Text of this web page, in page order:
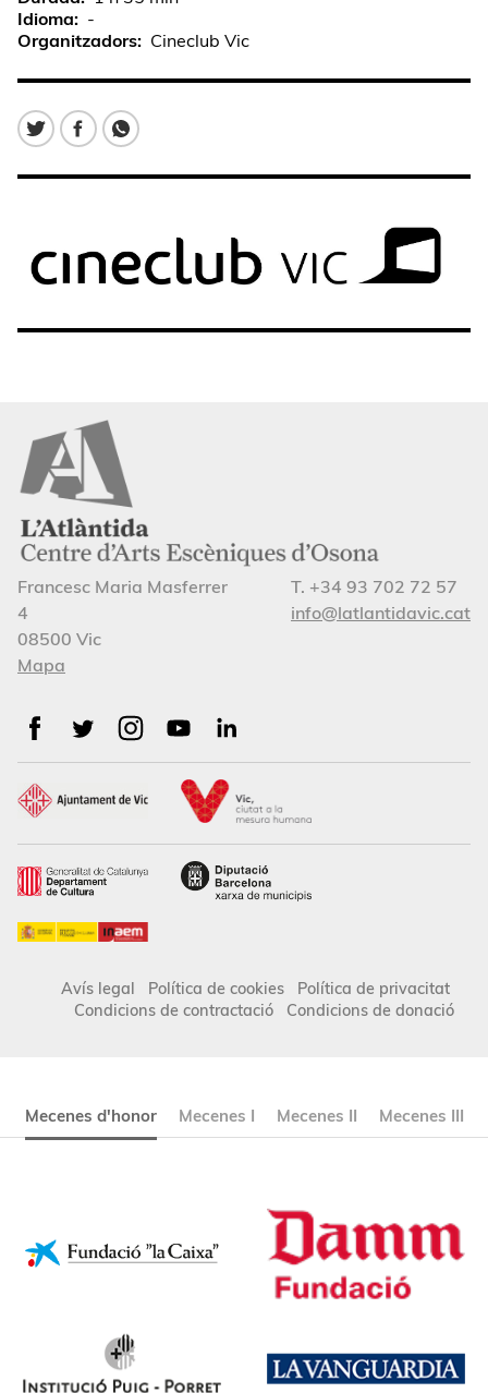
Idioma
-
Organitzadors
Cineclub Vic
Francesc Maria Masferrer
4
08500 Vic
Mapa
T. +34 93 702 72 57
info@latlantidavic.cat
Avís legal Política de cookies
Política de privacitat
Condicions de contractació
Condicions de donació
Mecenes d'honor Mecenes I Mecenes II Mecenes III